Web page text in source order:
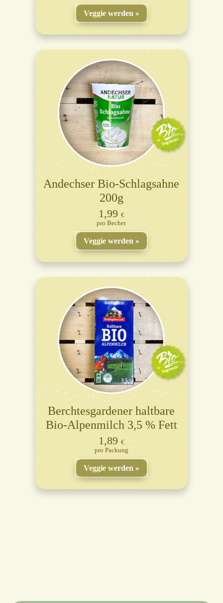
Veggie werden
Andechser Bio-Schlagsahne
200g
1,99€
Becher
Veggie werden
Berchtesgardener haltbare
Bio-Alpenmilch 3,5 % Fett
1,89€
Packung
Veggie werden